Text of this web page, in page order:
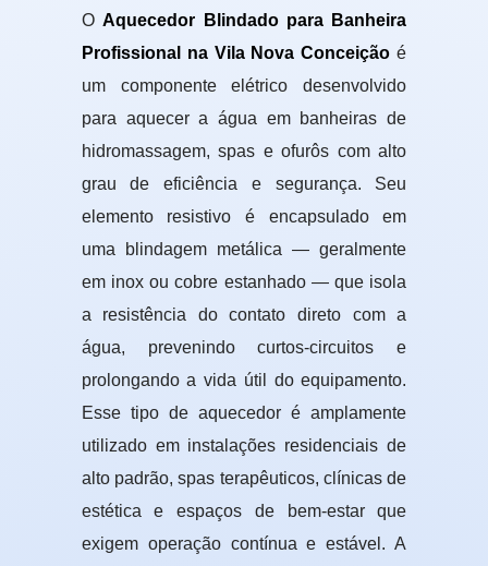
OAquecedor Blindado para Banheira
Profissional na Vila Nova Conceição é
um componente elétrico desenvolvido
para aquecer a água em banheiras de
hidromassagem, spas e ofurôs com alto
grau de eficiência e segurança. Seu
elemento resistivo é encapsulado em
uma blindagem metálica — geralmente
em inox ou cobre estanhado — que isola
a resistência do contato direto com a
água, prevenindo curtos-circuitos e
prolongando a vida útil do equipamento.
Esse tipo de aquecedor é amplamente
utilizado em instalações residenciais de
alto padrão, spas terapêuticos, clínicas de
estética e espaços de bem-estar que
exigem operação contínua e estável. A